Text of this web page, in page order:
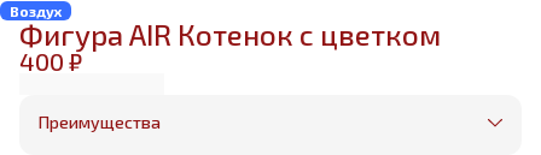
Воздух
Фигура AIR Котенок с цветком
400 ₽
Преимущества
Оплата частями в Сплит